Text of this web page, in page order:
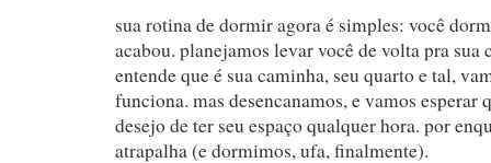
sua rotina de dormir agora é simples: você
acabou. planejamos levar você de volta pra sua
entende que é sua caminha, seu quarto e tal,
funciona. mas desencanamos, e vamos esperar
desejo de ter seu espaço qualquer hora. por
atrapalha (e dormimos, ufa, finalmente).